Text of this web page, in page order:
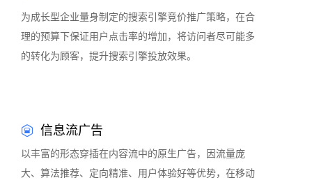
为成长型企业量身制定的搜索引擎竞价推广策略，在合
理的预算下保证用户点击率的增加，将访问者尽可能多
的转化为顾客，提升搜索引擎投放效果。
信息流广告
以丰富的形态穿插在内容流中的原生广告，因流量庞
大、算法推荐、定向精准、用户体验好等优势，在移动